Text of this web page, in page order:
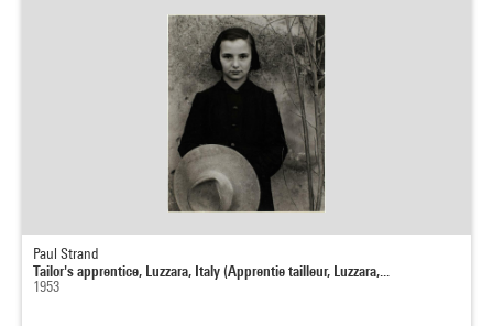
Paul Strand
Tailor's apprentice, Luzzara, Italy (Apprentie tailleur, Luzzara,...
1953